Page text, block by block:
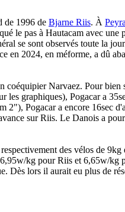
de 1996 de Bjarne Riis. À
le pas à Hautacam avec
se sont observés toute la
en 2024, en méforme, a dû
Narvaez. Pour
graphiques), Pogacar a
2"), Pogacar a encore 16sec
sur Riis. Le Danois a
des vélos de
kg pour Riis et 6,65w/kg
Dès lors il aurait eu plus de